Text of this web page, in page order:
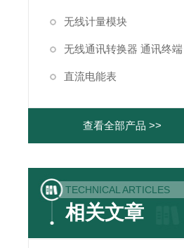
无线计量模块
无线通讯转换器 通讯终端
直流电能表
查看全部产品 >>
TECHNICAL ARTICLES
相关文章